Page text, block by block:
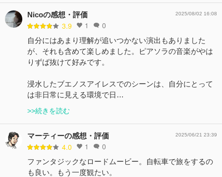
Nicoの感想・評価
3.9 1 0
2025/08/02 16:08
自分にはあまり理解が追いつかない演出もありました
が、それも含めて楽しめました。ピアソラの音楽がやは
りずば抜けて好みです。
浸水したブエノスアイレスでのシーンは、自分にとって
は非日常に見える環境で日…
>>続きを読む
マーティーの感想・評価
4.0 1 0
2025/06/21 23:39
ファンタジックなロードムービー。自転車で旅をするの
も良い。もう一度観たい。